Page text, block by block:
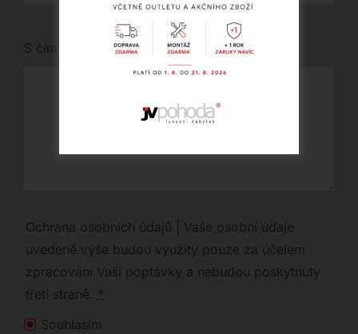
S čím vám můžeme pomoci?
Ochrana osobních údajů | Vaše osobní údaje
uvedené výše budou využity pouze za účelem
zpracování Vaší poptávky a nebudou poskytnuty
třetí straně. *
Souhlasím